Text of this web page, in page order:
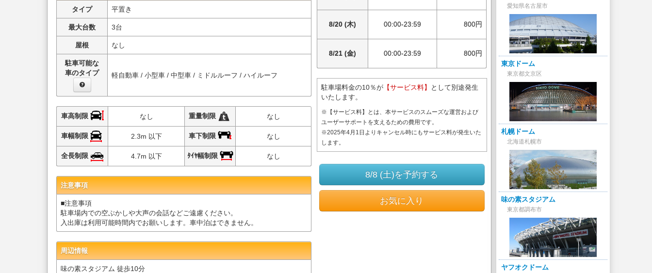
タイプ 平置き
最大台数 3台
屋根 なし
駐車可能な
車のタイプ
軽自動車 / 小型車 / 中型車 / ミドルルーフ / ハイルーフ
車高制限 なし 重量制限 なし
車幅制限 2.3m 以下 車下制限 なし
全長制限 4.7m 以下 ﾀｲﾔ幅制限 なし
注意事項
■注意事項
駐車場内での空ぶかしや大声の会話などご遠慮ください。
入出庫は利用可能時間内でお願いします。車中泊はできません。
周辺情報
味の素スタジアム 徒歩10分
8/20 (木) 00:00-23:59 800円
8/21 (金) 00:00-23:59 800円
駐車場料金の10％が【サービス料】
として別途発生
いたします。
※【サービス料】とは、本サービスのスムーズな運営および
ユーザーサポートを支えるための費用です。
※2025年4月1日よりキャンセル時にもサービス料が発生いた
します。
8/8 (土)を予約する
お気に入り
愛知県名古屋市
東京ドーム
東京都文京区
札幌ドーム
北海道札幌市
味の素スタジアム
東京都調布市
ヤフオクドーム